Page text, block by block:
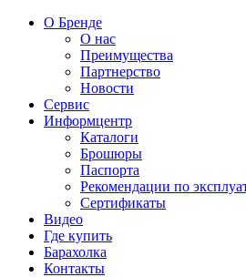
О Бренде
О нас
Преимущества
Партнерство
Новости
Сервис
Информцентр
Каталоги
Брошюры
Паспорта
Рекомендации по
Сертификаты
Видео
Где купить
Барахолка
Контакты